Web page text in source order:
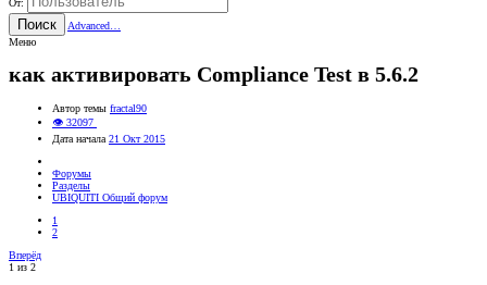
От:
Поиск
Advanced…
Меню
как активировать Compliance Test в 5.6.2
Автор темы fractal90
👁 32097
Дата начала 21 Окт 2015
Форумы
Разделы
UBIQUITI Общий форум
1
2
Вперёд
1 из 2